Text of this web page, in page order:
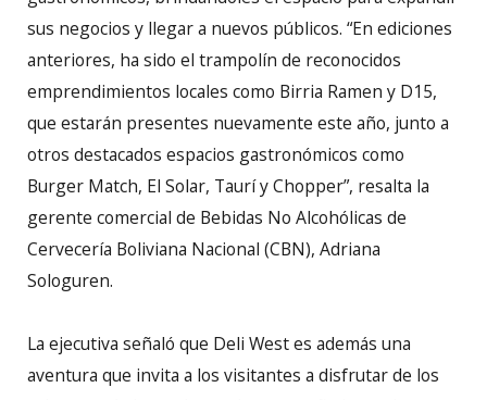
sus negocios y llegar a nuevos públicos. “En ediciones
anteriores, ha sido el trampolín de reconocidos
emprendimientos locales como Birria Ramen y D15,
que estarán presentes nuevamente este año, junto a
otros destacados espacios gastronómicos como
Burger Match, El Solar, Taurí y Chopper”, resalta la
gerente comercial de Bebidas No Alcohólicas de
Cervecería Boliviana Nacional (CBN), Adriana
Sologuren.
La ejecutiva señaló que Deli West es además una
aventura que invita a los visitantes a disfrutar de los